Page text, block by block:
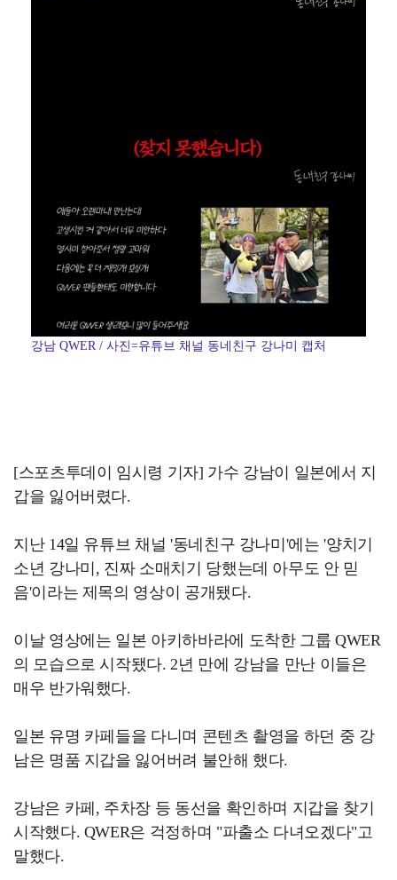
강남 QWER / 사진=유튜브 채널 동네친구 강나미 캡처
[스포츠투데이 임시령 기자] 가수 강남이 일본에서 지
갑을 잃어버렸다.
지난 14일 유튜브 채널 '동네친구 강나미'에는 '양치기
소년 강나미, 진짜 소매치기 당했는데 아무도 안 믿
음'이라는 제목의 영상이 공개됐다.
이날 영상에는 일본 아키하바라에 도착한 그룹 QWER
의 모습으로 시작됐다. 2년 만에 강남을 만난 이들은
매우 반가워했다.
일본 유명 카페들을 다니며 콘텐츠 촬영을 하던 중 강
남은 명품 지갑을 잃어버려 불안해 했다.
강남은 카페, 주차장 등 동선을 확인하며 지갑을 찾기
시작했다. QWER은 걱정하며 "파출소 다녀오겠다"고
말했다.